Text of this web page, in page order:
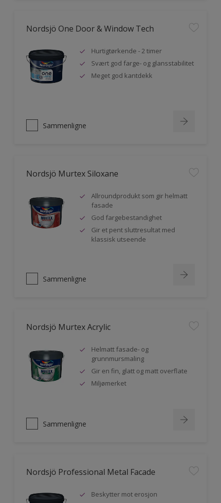
Nordsjö One Door & Window Tech
Hurtigtørkende - 2 timer
Svært god farge- og glansstabilitet
Meget god kantdekk
Sammenligne
Nordsjö Murtex Siloxane
Allroundprodukt som gir helmatt
fasade
God fargebestandighet
Gir et pent sluttresultat med
klassisk utseende
Sammenligne
Nordsjö Murtex Acrylic
Helmatt fasade- og
grunnmursmaling
Gir en fin, glatt og matt overflate
Miljømerket
Sammenligne
Nordsjö Professional Metal Facade
Beskytter mot erosjon